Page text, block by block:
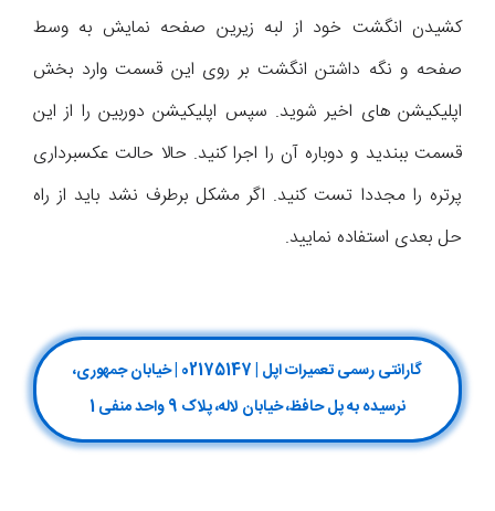
کشیدن انگشت خود از لبه زیرین صفحه نمایش به وسط
صفحه و نگه داشتن انگشت بر روی این قسمت وارد بخش
اپلیکیشن های اخیر شوید. سپس اپلیکیشن دوربین را از این
قسمت ببندید و دوباره آن را اجرا کنید. حالا حالت عکسبرداری
پرتره را مجددا تست کنید. اگر مشکل برطرف نشد باید از راه
حل بعدی استفاده نمایید.
گارانتی رسمی تعمیرات اپل | 02175147 | خیابان جمهوری،
نرسیده به پل حافظ، خیابان لاله، پلاک 9 واحد منفی 1